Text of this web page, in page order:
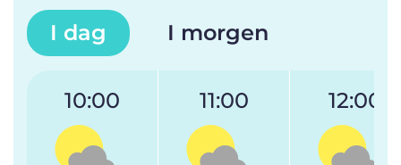
I dag I morgen
10:00 11:00 12:00